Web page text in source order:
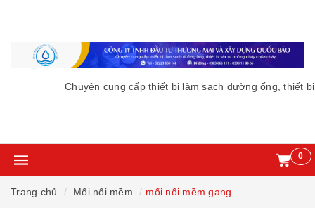
Chuyên cung cấp thiết bị làm sạch đường ống, thiết
0
Trang chủ Mối nối mềm mối nối mềm gang